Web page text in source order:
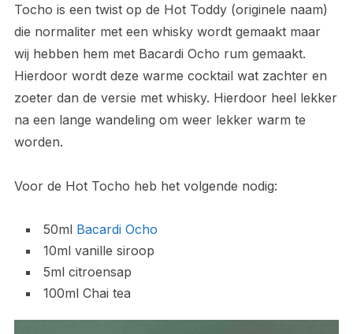
Tocho is een twist op de Hot Toddy (originele naam)
die normaliter met een whisky wordt gemaakt maar
wij hebben hem met Bacardi Ocho rum gemaakt.
Hierdoor wordt deze warme cocktail wat zachter en
zoeter dan de versie met whisky. Hierdoor heel lekker
na een lange wandeling om weer lekker warm te
worden.
Voor de Hot Tocho heb het volgende nodig:
50ml Bacardi Ocho
10ml vanille siroop
5ml citroensap
100ml Chai tea